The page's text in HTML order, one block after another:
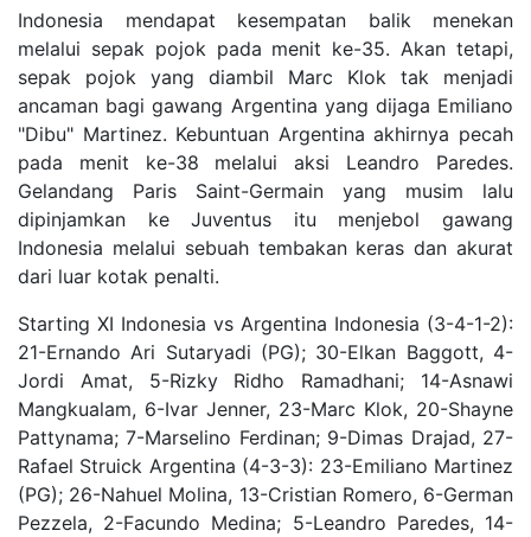
Indonesia mendapat kesempatan balik menekan
melalui sepak pojok pada menit ke-35. Akan tetapi,
sepak pojok yang diambil Marc Klok tak menjadi
ancaman bagi gawang Argentina yang dijaga Emiliano
"Dibu" Martinez. Kebuntuan Argentina akhirnya pecah
pada menit ke-38 melalui aksi Leandro Paredes.
Gelandang Paris Saint-Germain yang musim lalu
dipinjamkan ke Juventus itu menjebol gawang
Indonesia melalui sebuah tembakan keras dan akurat
dari luar kotak penalti.
Starting XI Indonesia vs Argentina Indonesia (3-4-1-2):
21-Ernando Ari Sutaryadi (PG); 30-Elkan Baggott, 4-
Jordi Amat, 5-Rizky Ridho Ramadhani; 14-Asnawi
Mangkualam, 6-Ivar Jenner, 23-Marc Klok, 20-Shayne
Pattynama; 7-Marselino Ferdinan; 9-Dimas Drajad, 27-
Rafael Struick Argentina (4-3-3): 23-Emiliano Martinez
(PG); 26-Nahuel Molina, 13-Cristian Romero, 6-German
Pezzela, 2-Facundo Medina; 5-Leandro Paredes, 14-